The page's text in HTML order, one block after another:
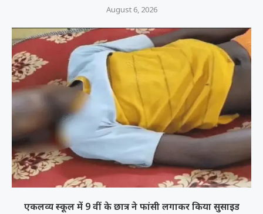
August 6, 2026
एकलव्य स्कूल में 9 वीं के छात्र ने फांसी लगाकर किया सुसाइड